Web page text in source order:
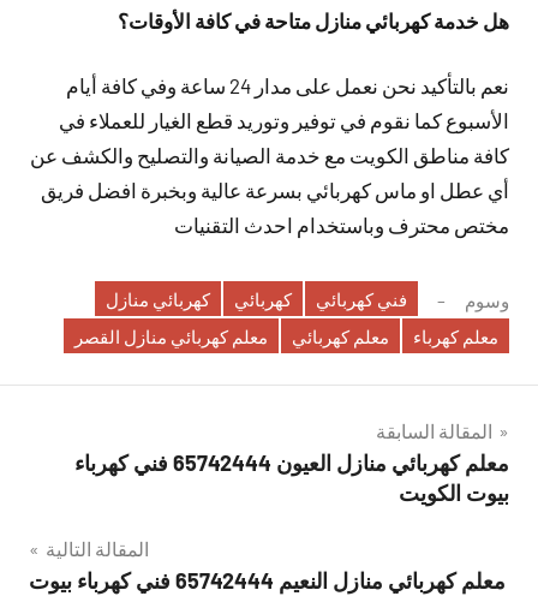
هل خدمة كهربائي منازل متاحة في كافة الأوقات؟
نعم بالتأكيد نحن نعمل على مدار 24 ساعة وفي كافة أيام
الأسبوع كما نقوم في توفير وتوريد قطع الغيار للعملاء في
كافة مناطق الكويت مع خدمة الصيانة والتصليح والكشف عن
أي عطل او ماس كهربائي بسرعة عالية وبخبرة افضل فريق
مختص محترف وباستخدام احدث التقنيات
وسوم فني كهربائي كهربائي
كهربائي منازل
معلم كهرباء
معلم كهربائي معلم كهربائي منازل القصر
تصفّح
المقالات
المقالة السابقة
معلم كهربائي منازل العيون 65742444 فني كهرباء
بيوت الكويت
المقالة التالية
معلم كهربائي منازل النعيم 65742444 فني كهرباء بيوت